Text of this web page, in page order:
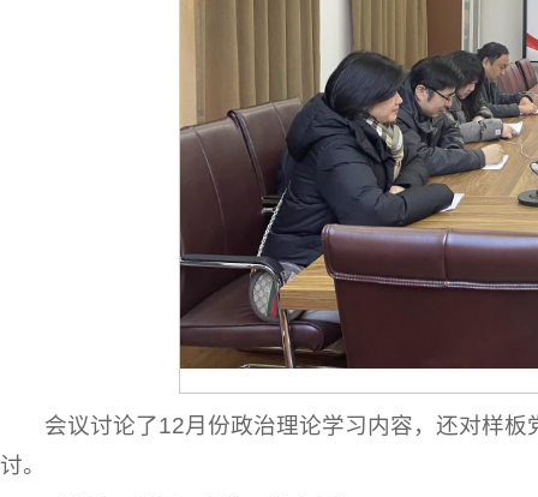
会议讨论了12月份政治理论学习内容，还对样
讨。